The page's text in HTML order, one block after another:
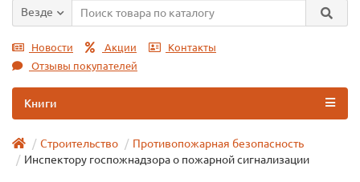
Везде
Новости Акции
Контакты
Отзывы покупателей
Книги
Строительство
Противопожарная безопасность
Инспектору госпожнадзора о пожарной сигнализации